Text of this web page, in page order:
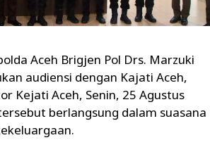
Aceh Brigjen Pol Drs. Marzuki
audiensi dengan Kajati Aceh,
Kejati Aceh, Senin, 25 Agustus
berlangsung dalam suasana